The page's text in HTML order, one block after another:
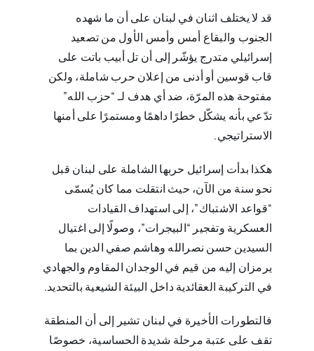
قد لا يختلف اثنان في لبنان على أن ما شهده
الجنوب والبقاع أمس وأمس الأول من تصعيد
إسرائيلي متدرج يؤشّر إلى أن تل أبيب باتت على
قاب قوسين أو أدنى من إعلان حرب شاملة، ولكن
مفتوحة هذه المرّة، ضد أي هدف لـ “حزب الله”
تدّعي بأنه يشكّل خطرًا داهمًا ومستمرًا على أمنها
الاستراتيجي.
هكذا بدأت إسرائيل حربها الشاملة على لبنان قبل
نحو سنة من الآن، حيث انتقلت مما كان يُسمّى
“قواعد الاشتباك”، إلى استهداف القيادات
العسكرية وتفجير “البيجرات”، وصولًا إلى اغتيال
السيدين حسن نصرالله وهاشم صفي الدين بما
يرمزان إليه من قيم في الوجدان المقاوم والجهادي
في التركيبة العقائدية داخل البيئة الشيعية بالتحديد.
فالتطورات الأخيرة في لبنان تشير إلى أن المنطقة
تقف على عتبة مرحلة شديدة الحساسية، خصوصًا